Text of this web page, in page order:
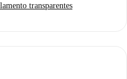
transparentes